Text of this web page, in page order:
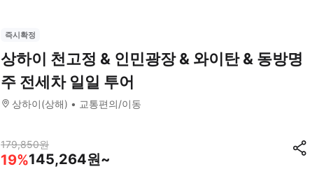
즉시확정
상하이 천고정 & 인민광장 & 와이탄 & 동방명
주 전세차 일일 투어
상하이(상해) 교통편의/이동
179,850원
19%145,264원~